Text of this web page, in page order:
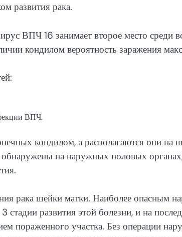
развития рака.
ВПЧ 16 занимает второе место среди
кондилом вероятность заражения
ВПЧ.
кондилом, а располагаются они на
на наружных половых
рака шейки матки. Наиболее опасным
стадии развития этой болезни, и на
пораженного участка. Без операции